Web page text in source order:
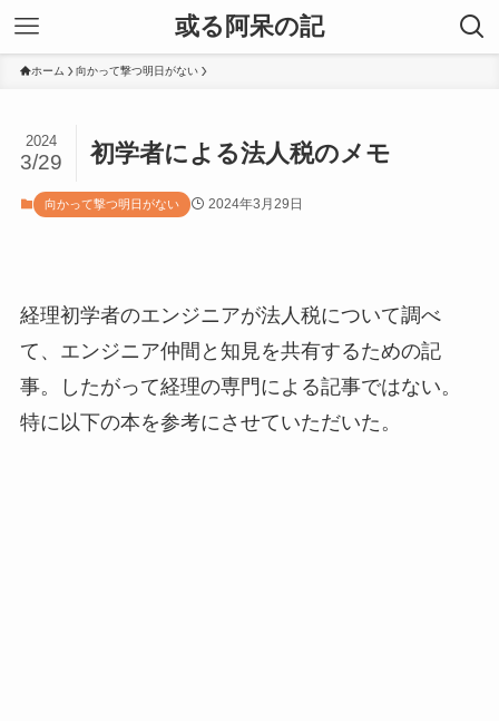
或る阿呆の記
ホーム 向かって撃つ明日がない
初学者による法人税のメモ
2024
3/29
向かって撃つ明日がない 2024年3月29日
経理初学者のエンジニアが法人税について調べ
て、エンジニア仲間と知見を共有するための記
事。したがって経理の専門による記事ではない。
特に以下の本を参考にさせていただいた。